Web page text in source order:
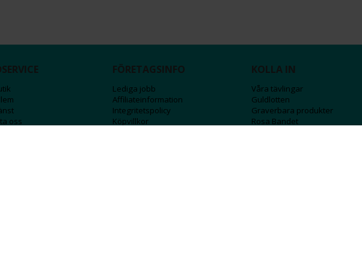
oss
FÖRETAGSINFO
Lediga jobb
Affiliateinformation
Integritetspolicy
Köpvillkor
KOLLA IN
Våra tävlingar
Guldlotten
Graverbara produkter
Rosa Bandet